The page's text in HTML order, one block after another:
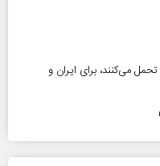
می‌کنند، برای ایران و